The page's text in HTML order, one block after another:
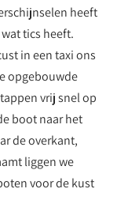
heeft
tics heeft.
in een taxi ons
opgebouwde
vrij snel op
boot naar het
de overkant,
liggen we
voor de kust